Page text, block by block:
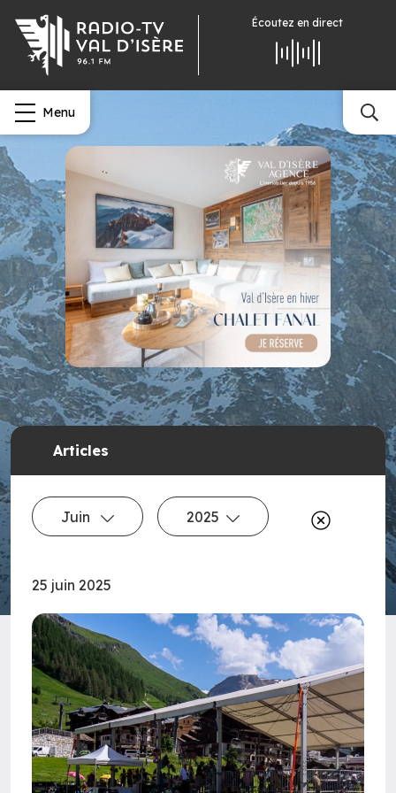
Écoutez en direct
Menu
Articles
Juin 2025
25 juin 2025